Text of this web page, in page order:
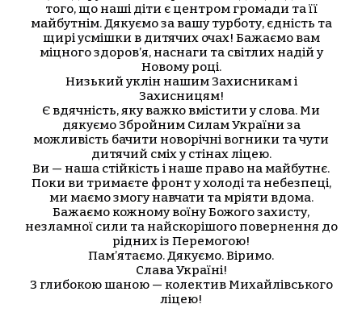
того, що наші діти є центром громади та її
майбутнім. Дякуємо за вашу турботу, єдність та
щирі усмішки в дитячих очах! Бажаємо вам
міцного здоров’я, наснаги та світлих надій у
Новому році.
Низький уклін нашим Захисникам і
Захисницям!
Є вдячність, яку важко вмістити у слова. Ми
дякуємо Збройним Силам України за
можливість бачити новорічні вогники та чути
дитячий сміх у стінах ліцею.
Ви — наша стійкість і наше право на майбутнє.
Поки ви тримаєте фронт у холоді та небезпеці,
ми маємо змогу навчати та мріяти вдома.
Бажаємо кожному воїну Божого захисту,
незламної сили та найскорішого повернення до
рідних із Перемогою!
Пам’ятаємо. Дякуємо. Віримо.
Слава Україні!
З глибокою шаною — колектив Михайлівського
ліцею!